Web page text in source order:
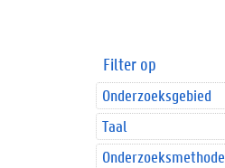
Filter op
Onderzoeksgebied
Taal
Onderzoeksmethode